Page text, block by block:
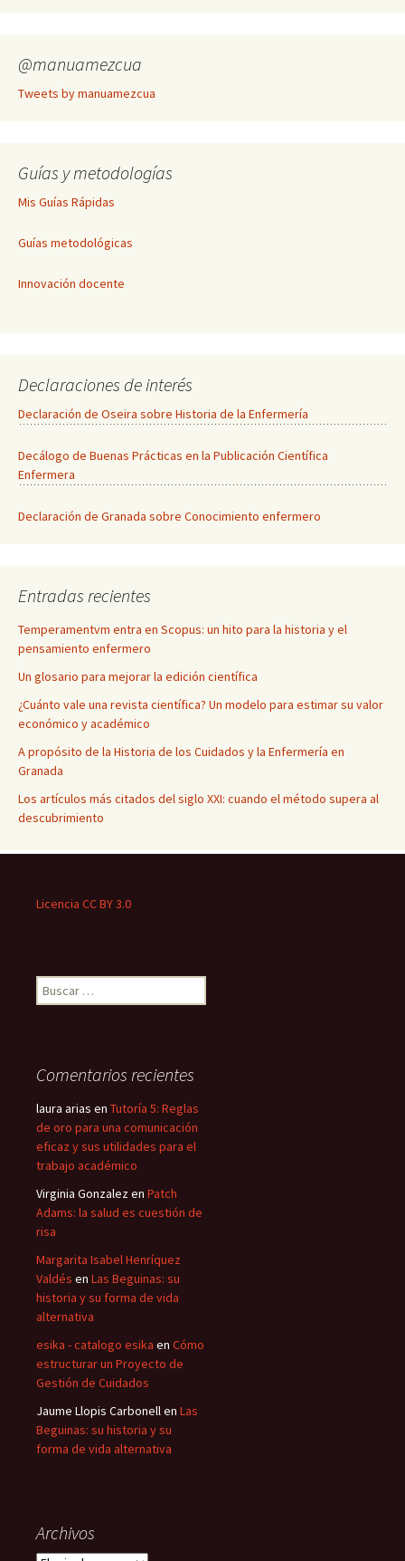
@manuamezcua
Tweets by manuamezcua
Guías y metodologías
Mis Guías Rápidas
Guías metodológicas
Innovación docente
Declaraciones de interés
Declaración de Oseira sobre Historia de la Enfermería
Decálogo de Buenas Prácticas en la Publicación Científica
Enfermera
Declaración de Granada sobre Conocimiento enfermero
Entradas recientes
Temperamentvm entra en Scopus: un hito para la historia y el
pensamiento enfermero
Un glosario para mejorar la edición científica
¿Cuánto vale una revista científica? Un modelo para estimar su valor
económico y académico
A propósito de la Historia de los Cuidados y la Enfermería en
Granada
Los artículos más citados del siglo XXI: cuando el método supera al
descubrimiento
Licencia CC BY 3.0
Buscar:
Comentarios recientes
laura arias en Tutoría 5: Reglas
de oro para una comunicación
eficaz y sus utilidades para el
trabajo académico
Virginia Gonzalezen Patch
Adams: la salud es cuestión de
risa
Margarita Isabel Henríquez
Valdés en Las Beguinas: su
historia y su forma de vida
alternativa
esika - catalogo esika en Cómo
estructurar un Proyecto de
Gestión de Cuidados
Jaume Llopis Carbonellen Las
Beguinas: su historia y su
forma de vida alternativa
Archivos